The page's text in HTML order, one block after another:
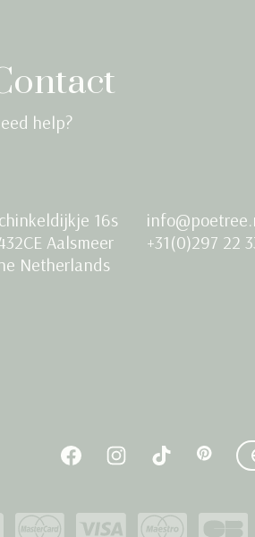
help?
16s
Aalsmeer
Netherlands
+31(0)297 22